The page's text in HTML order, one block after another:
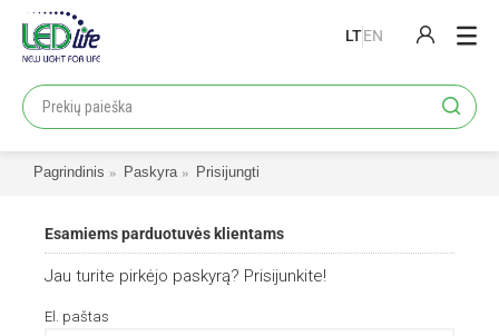
LTEN
PRODUKTAI
LOJALUMO PROGRAMA
KATALOGAI
APIE MUS
KONTAKTAI
Pagrindinis Paskyra Prisijungti
Esamiems parduotuvės klientams
Jau turite pirkėjo paskyrą? Prisijunkite!
El. paštas